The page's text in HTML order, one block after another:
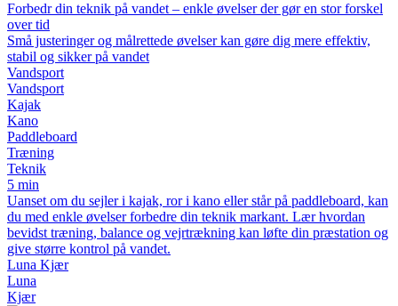
Forbedr din teknik på vandet – enkle øvelser der gør en stor forskel
over tid
Små justeringer og målrettede øvelser kan gøre dig mere effektiv,
stabil og sikker på vandet
Vandsport
Vandsport
Kajak
Kano
Paddleboard
Træning
Teknik
5 min
Uanset om du sejler i kajak, ror i kano eller står på paddleboard, kan
du med enkle øvelser forbedre din teknik markant. Lær hvordan
bevidst træning, balance og vejrtrækning kan løfte din præstation og
give større kontrol på vandet.
Luna Kjær
Luna
Kjær